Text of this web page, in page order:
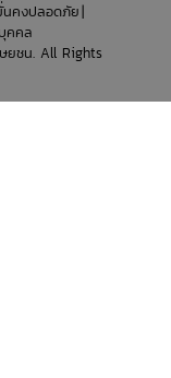
นคงปลอดภัย
คคล
ยชน. All Rights